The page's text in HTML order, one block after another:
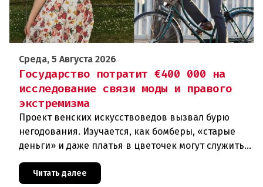
Среда, 5 Августа 2026
Государство потратит €400 000 на
исследование связи моды и правого
экстремизма
Проект венских искусствоведов вызвал бурю
негодования. Изучается, как бомберы, «старые
деньги» и даже платья в цветочек могут служить
инструментом пропаганды. Оппоненты требуют
ответа от министра наук
Читать далее